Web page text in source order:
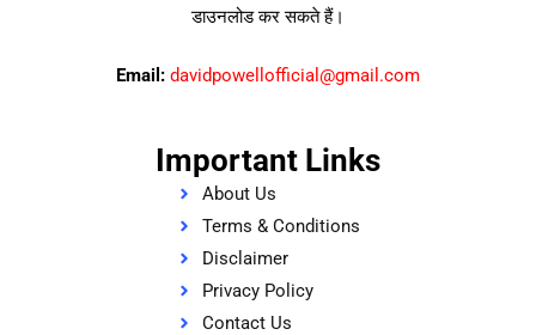
डाउनलोड कर सकते हैं।
Email: davidpowellofficial@gmail.com
Important Links
About Us
Terms & Conditions
Disclaimer
Privacy Policy
Contact Us